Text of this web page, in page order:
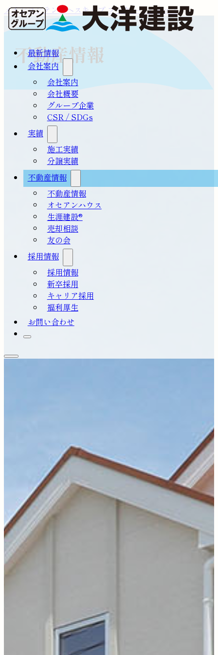
メインコンテンツへスキップフッターへスキップ
最新情報
会社案内
会社案内
会社概要
グループ企業
CSR / SDGs
実績
施工実績
分譲実績
不動産情報
不動産情報
オセアンハウス
生涯建設®
売却相談
友の会
採用情報
採用情報
新卒採用
キャリア採用
福利厚生
お問い合わせ
不動産情報